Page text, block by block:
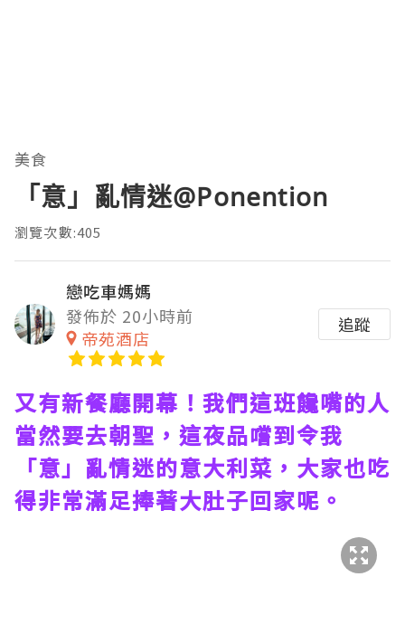
美食
「意」亂情迷@Ponention
瀏覽次數:405
戀吃車媽媽
發佈於 20小時前
帝苑酒店
追蹤
又有新餐廳開幕！我們這班饞嘴的人
當然要去朝聖，這夜品嚐到令我
「意」亂情迷的意大利菜，大家也吃
得非常滿足捧著大肚子回家呢。